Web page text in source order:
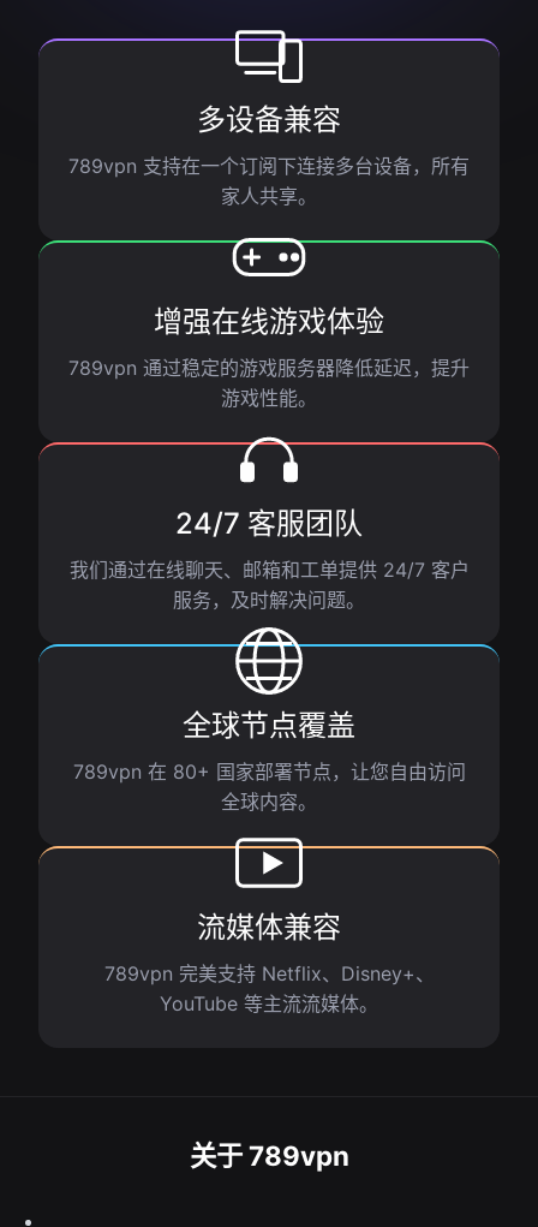
多设备兼容
789vpn 支持在一个订阅下连接多台设备，所有
家人共享。
增强在线游戏体验
789vpn 通过稳定的游戏服务器降低延迟，提升
游戏性能。
24/7 客服团队
我们通过在线聊天、邮箱和工单提供 24/7 客户
服务，及时解决问题。
全球节点覆盖
789vpn 在 80+ 国家部署节点，让您自由访问
全球内容。
流媒体兼容
789vpn 完美支持 Netflix、Disney+、
YouTube 等主流流媒体。
关于 789vpn